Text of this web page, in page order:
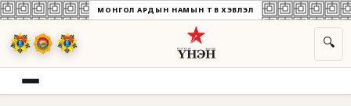
МОНГОЛ АРДЫН НАМЫН ТӨВ ХЭВЛЭЛ
🔍